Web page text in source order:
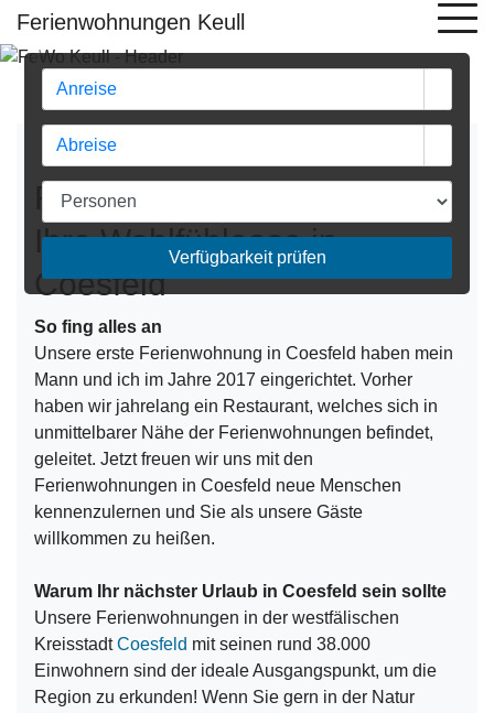
Ferienwohnungen Keull
Previous
Verfügbarkeit prüfen
Ferienwohnungen Keull -
Ihre Wohlfühloase in
Coesfeld
So fing alles an
Unsere erste Ferienwohnung in Coesfeld haben mein
Mann und ich im Jahre 2017 eingerichtet. Vorher
haben wir jahrelang ein Restaurant, welches sich in
unmittelbarer Nähe der Ferienwohnungen befindet,
geleitet. Jetzt freuen wir uns mit den
Ferienwohnungen in Coesfeld neue Menschen
kennenzulernen und Sie als unsere Gäste
willkommen zu heißen.
Warum Ihr nächster Urlaub in Coesfeld sein sollte
Unsere Ferienwohnungen in der westfälischen
KreisstadtCoesfeld mit seinen rund 38.000
Einwohnern sind der ideale Ausgangspunkt, um die
Region zu erkunden! Wenn Sie gern in der Natur